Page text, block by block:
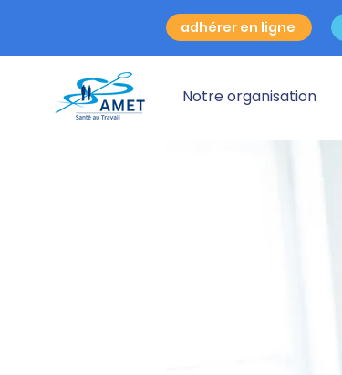
adhérer en ligne
Notre organisation